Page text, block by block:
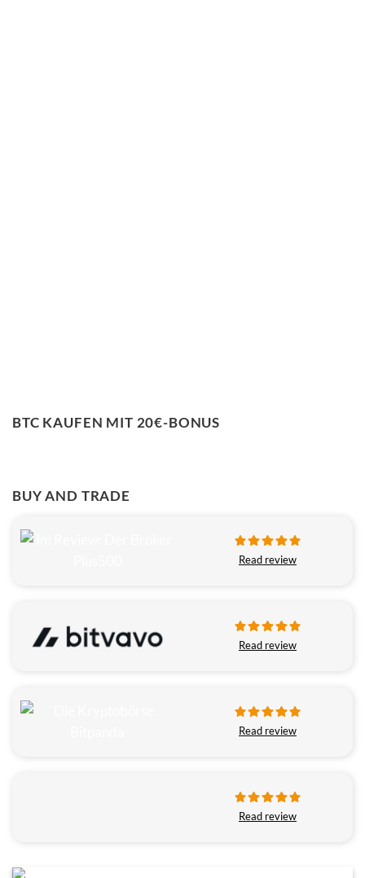
BTC KAUFEN MIT 20€-BONUS
BUY AND TRADE
Read review
Read review
Read review
Read review